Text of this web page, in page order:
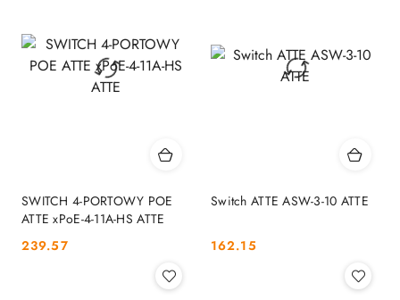
SWITCH 4-PORTOWY POE
ATTE xPoE-4-11A-HS ATTE
Cena:
239.57
Switch ATTE ASW-3-10 ATTE
Cena:
162.15